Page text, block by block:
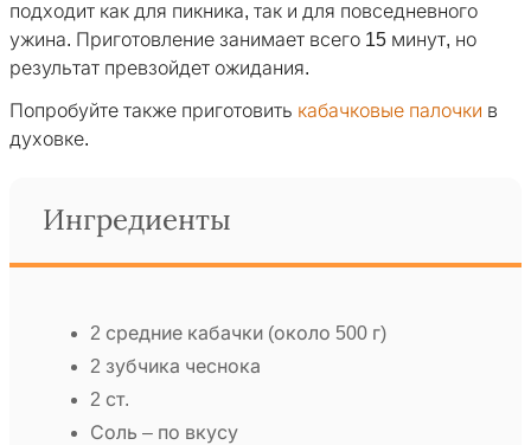
подходит как для пикника, так и для повседневного
ужина. Приготовление занимает всего 15 минут, но
результат превзойдет ожидания.
Попробуйте также приготовить кабачковые палочки в
духовке.
Ингредиенты
2 средние кабачки (около 500 г)
2 зубчика чеснока
2 ст.
Соль – по вкусу